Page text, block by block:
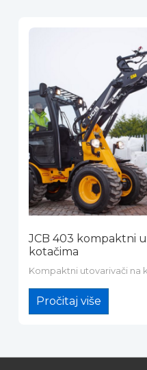
JCB 403 kompaktni
kotačima
Kompaktni utovarivači na
Pročitaj više